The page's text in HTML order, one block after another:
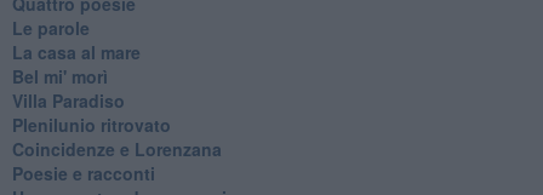
Le parole
La casa al mare
Bel mi' morì
Villa Paradiso
Plenilunio ritrovato
Coincidenze e Lorenzana
Poesie e racconti